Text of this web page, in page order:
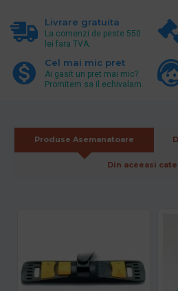
Livrare gratuita
La comenzi de peste 550
lei fara TVA.
Cel mai mic pret
Ai gasit un pret mai mic?
Promitem sa il echivalam.
Produse Asemanatoare
Din aceeasi